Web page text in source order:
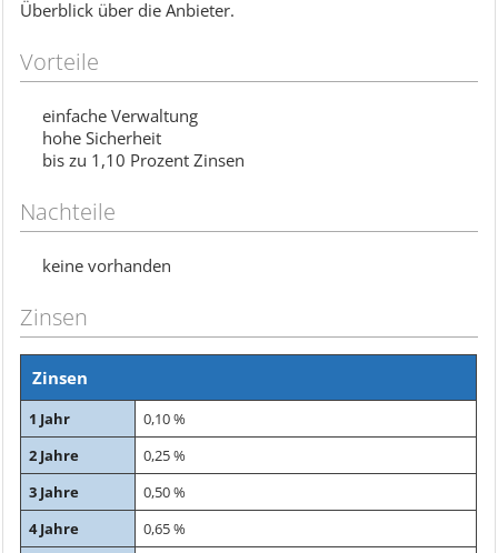
Überblick über die Anbieter.
Vorteile
einfache Verwaltung
hohe Sicherheit
bis zu 1,10 Prozent Zinsen
Nachteile
keine vorhanden
Zinsen
Zinsen
1 Jahr
0,10 %
2 Jahre
0,25 %
3 Jahre
0,50 %
4 Jahre
0,65 %